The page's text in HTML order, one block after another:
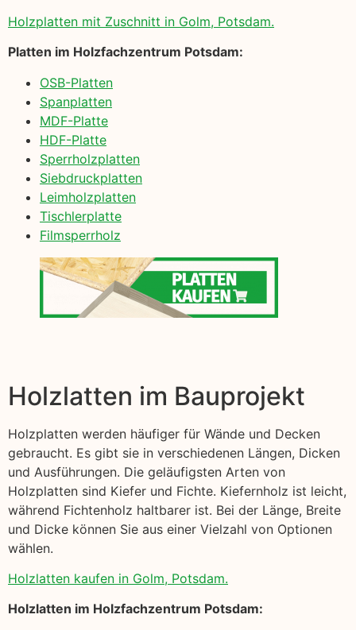
Holzplatten mit Zuschnitt in Golm, Potsdam.
Platten im Holzfachzentrum Potsdam:
OSB-Platten
Spanplatten
MDF-Platte
HDF-Platte
Sperrholzplatten
Siebdruckplatten
Leimholzplatten
Tischlerplatte
Filmsperrholz
Holzlatten im Bauprojekt
Holzplatten werden häufiger für Wände und Decken
gebraucht. Es gibt sie in verschiedenen Längen, Dicken
und Ausführungen. Die geläufigsten Arten von
Holzplatten sind Kiefer und Fichte. Kiefernholz ist leicht,
während Fichtenholz haltbarer ist. Bei der Länge, Breite
und Dicke können Sie aus einer Vielzahl von Optionen
wählen.
Holzlatten kaufen in Golm, Potsdam.
Holzlatten im Holzfachzentrum Potsdam: